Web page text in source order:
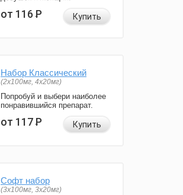
от 116Р Купить
Набор Классический
(2x100мг, 4x20мг)
Попробуй и выбери наиболее
понравившийся препарат.
от 117Р Купить
Софт набор
(3x100мг, 3x20мг)